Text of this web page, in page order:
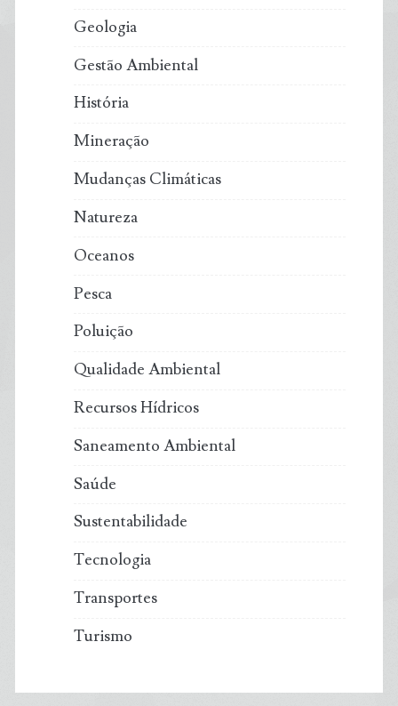
Geologia
Gestão Ambiental
História
Mineração
Mudanças Climáticas
Natureza
Oceanos
Pesca
Poluição
Qualidade Ambiental
Recursos Hídricos
Saneamento Ambiental
Saúde
Sustentabilidade
Tecnologia
Transportes
Turismo